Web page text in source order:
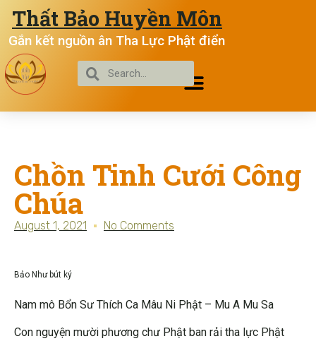
Thất Bảo Huyền Môn
Gắn kết nguồn ân Tha Lực Phật điển
Chồn Tinh Cưới Công
Chúa
August 1, 2021 No Comments
Bảo Như bút ký
Nam mô Bổn Sư Thích Ca Mâu Ni Phật – Mu A Mu Sa
Con nguyện mười phương chư Phật ban rải tha lực Phật